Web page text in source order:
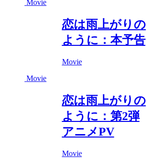
Movie
恋は雨上がりの
ように：本予告
Movie
Movie
恋は雨上がりの
ように：第2弾
アニメPV
Movie